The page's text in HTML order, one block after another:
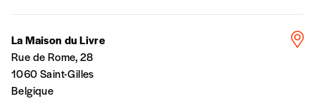
avoir reçu plusieurs numéros. Ce paiement
n’est pas indispensable. Il marque votre
volonté de soutenir nos activités.
La Maison du Livre
Rue de Rome, 28
1060 Saint-Gilles
Belgique